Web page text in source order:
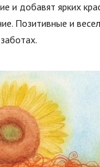
и добавят ярких
Позитивные и